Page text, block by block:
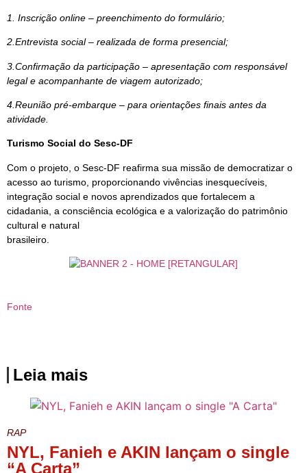
1. Inscrição online – preenchimento do formulário;
2.Entrevista social – realizada de forma presencial;
3.Confirmação da participação – apresentação com responsável
legal e acompanhante de viagem autorizado;
4.Reunião pré-embarque – para orientações finais antes da
atividade.
Turismo Social do Sesc-DF
Com o projeto, o Sesc-DF reafirma sua missão de democratizar o
acesso ao turismo, proporcionando vivências inesquecíveis,
integração social e novos aprendizados que fortalecem a
cidadania, a consciência ecológica e a valorização do patrimônio
cultural e natural
brasileiro.
Fonte
Leia mais
RAP
NYL, Fanieh e AKIN lançam o single
“A Carta”